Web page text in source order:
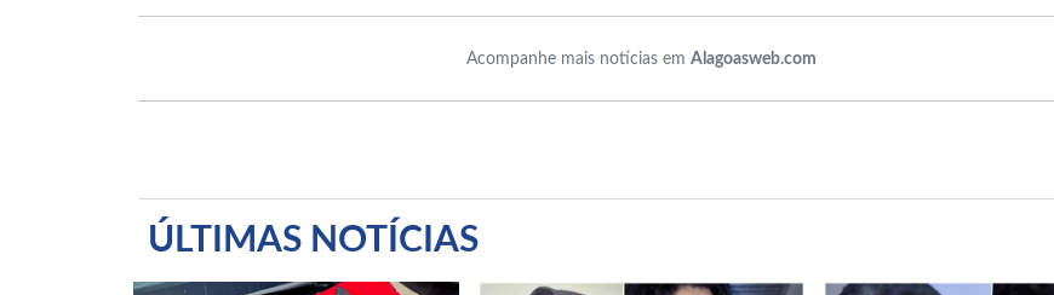
Acompanhe mais notícias em Alagoasweb.com
ÚLTIMAS NOTÍCIAS